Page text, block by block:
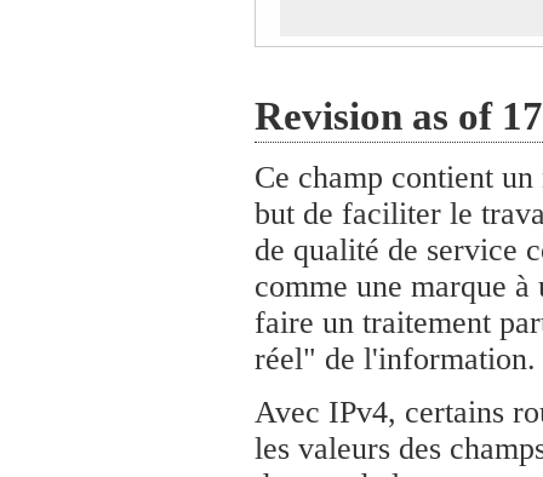
Revision as of
Ce champ contient
but de faciliter le
de qualité de service
comme une marque
faire un traitement
réel" de l'information.
Avec IPv4, certains
les valeurs des